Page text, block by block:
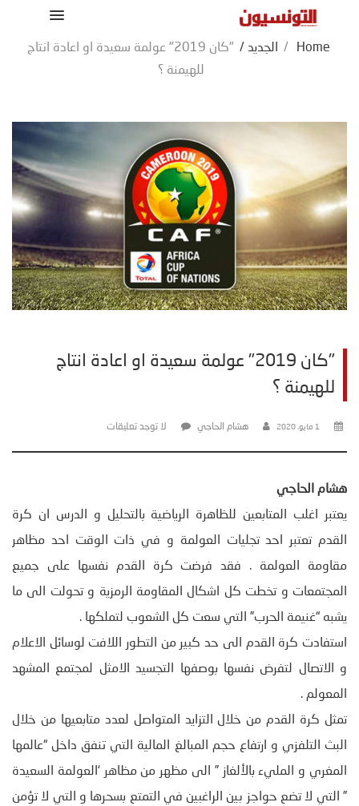
Home
/ الجديد /
"كان 2019" عولمة سعيدة او اعادة انتاج
للهيمنة ؟
"كان 2019" عولمة سعيدة او اعادة انتاج
للهيمنة ؟
1 مايو، 2020 هشام الحاجي لا توجد تعليقات
هشام الحاجي
يعتبر اغلب المتابعين للظاهرة الرياضية بالتحليل و الدرس ان كرة
القدم تعتبر احد تجليات العولمة و في ذات الوقت احد مظاهر
مقاومة العولمة . فقد فرضت كرة القدم نفسها على جميع
المجتمعات و تخطت كل اشكال المقاومة الرمزية و تحولت الى ما
يشبه “غنيمة الحرب” التي سعت كل الشعوب لتملكها .
استفادت كرة القدم الى حد كبير من التطور اللافت لوسائل الاعلام
و الاتصال لتفرض نفسها بوصفها التجسيد الامثل لمجتمع المشهد
المعولم .
تمثل كرة القدم من خلال التزايد المتواصل لعدد متابعيها من خلال
البث التلفزي و ارتفاع حجم المبالغ المالية التي تنفق داخل “عالمها
المغري و المليء بالألغاز ” الى مظهر من مظاهر ‘العولمة السعيدة
” التي لا تضع حواجز بين الراغبين في التمتع بسحرها و التي لا تؤمن